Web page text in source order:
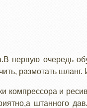
первую очередь
размотать
компрессора и
штанного